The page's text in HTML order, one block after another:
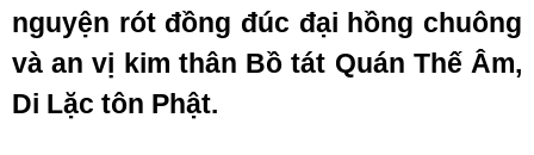
nguyện rót đồng đúc đại hồng chuông
và an vị kim thân Bồ tát Quán Thế Âm,
Di Lặc tôn Phật.